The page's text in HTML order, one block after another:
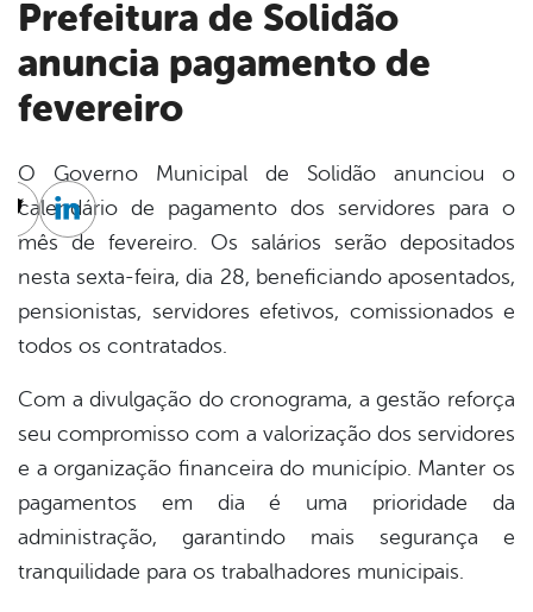
Prefeitura de Solidão
anuncia pagamento de
fevereiro
O Governo Municipal de Solidão anunciou o
calendário de pagamento dos servidores para o
mês de fevereiro. Os salários serão depositados
nesta sexta-feira, dia 28, beneficiando aposentados,
pensionistas, servidores efetivos, comissionados e
todos os contratados.
Com a divulgação do cronograma, a gestão reforça
seu compromisso com a valorização dos servidores
e a organização financeira do município. Manter os
pagamentos em dia é uma prioridade da
administração, garantindo mais segurança e
tranquilidade para os trabalhadores municipais.
Twitter
Linkedin